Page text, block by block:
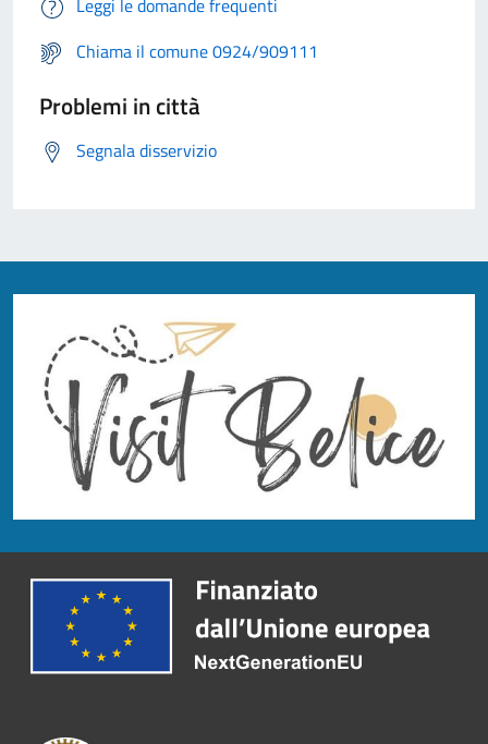
Leggi le domande frequenti
Chiama il comune 0924/909111
Problemi in città
Segnala disservizio